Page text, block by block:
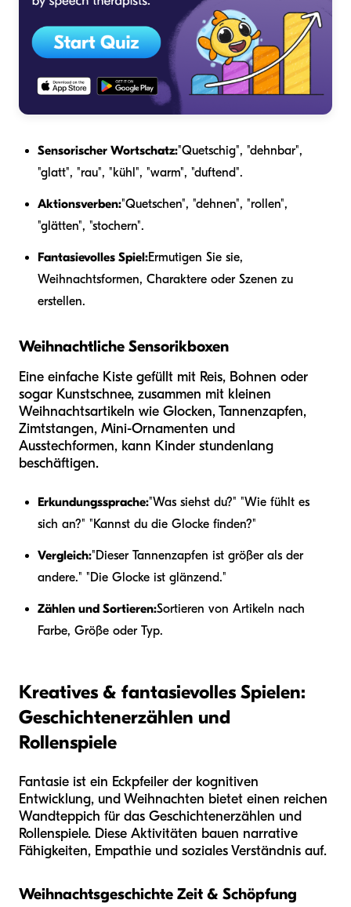
Sensorischer Wortschatz:"Quetschig", "dehnbar",
"glatt", "rau", "kühl", "warm", "duftend".
Aktionsverben:"Quetschen", "dehnen", "rollen",
"glätten", "stochern".
Fantasievolles Spiel:Ermutigen Sie sie,
Weihnachtsformen, Charaktere oder Szenen zu
erstellen.
Weihnachtliche Sensorikboxen
Eine einfache Kiste gefüllt mit Reis, Bohnen oder
sogar Kunstschnee, zusammen mit kleinen
Weihnachtsartikeln wie Glocken, Tannenzapfen,
Zimtstangen, Mini-Ornamenten und
Ausstechformen, kann Kinder stundenlang
beschäftigen.
Erkundungssprache:"Was siehst du?" "Wie fühlt es
sich an?" "Kannst du die Glocke finden?"
Vergleich:"Dieser Tannenzapfen ist größer als der
andere." "Die Glocke ist glänzend."
Zählen und Sortieren:Sortieren von Artikeln nach
Farbe, Größe oder Typ.
Kreatives & fantasievolles Spielen:
Geschichtenerzählen und
Rollenspiele
Fantasie ist ein Eckpfeiler der kognitiven
Entwicklung, und Weihnachten bietet einen reichen
Wandteppich für das Geschichtenerzählen und
Rollenspiele. Diese Aktivitäten bauen narrative
Fähigkeiten, Empathie und soziales Verständnis auf.
Weihnachtsgeschichte Zeit & Schöpfung